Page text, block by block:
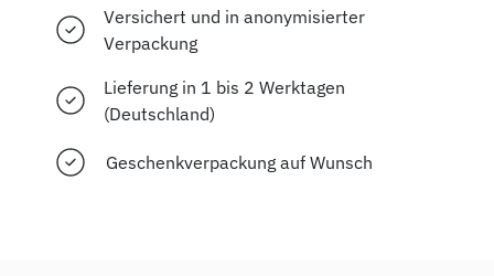
Versichert und in anonymisierter
Verpackung
Lieferung in 1 bis 2 Werktagen
(Deutschland)
Geschenkverpackung auf Wunsch